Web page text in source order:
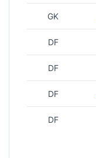
GK
DF
DF
DF
DF